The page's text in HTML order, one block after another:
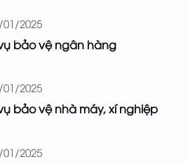
01/2025
bảo vệ ngân hàng
01/2025
bảo vệ nhà máy, xí nghiệp
01/2025